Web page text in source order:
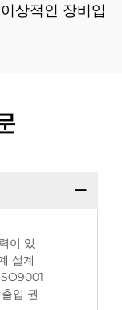
상적인 장비입
이 있
설계
입 권